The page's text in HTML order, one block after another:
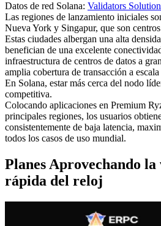
Datos de red Solana: Validators
Las regiones de lanzamiento iniciales
Nueva York y Singapur, que son
Estas ciudades albergan una alta
benefician de una excelente
infraestructura de centros de datos a
amplia cobertura de transacción a
En Solana, estar más cerca del nodo
competitiva.
Colocando aplicaciones en Premium
principales regiones, los usuarios
consistentemente de baja latencia,
todos los casos de uso mundial.
Planes Aprovechando la
rápida del reloj